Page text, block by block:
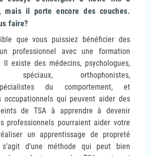
mais il porte encore des couches.
faire?
que vous puissiez bénéficier des
professionnel avec une formation
Il existe des médecins, psychologues,
spéciaux, orthophonistes,
du comportement, et
occupationnels qui peuvent aider des
de TSA à apprendre à devenir
professionnels pourraient aider votre
un apprentissage de propreté
d’une méthode qui peut bien